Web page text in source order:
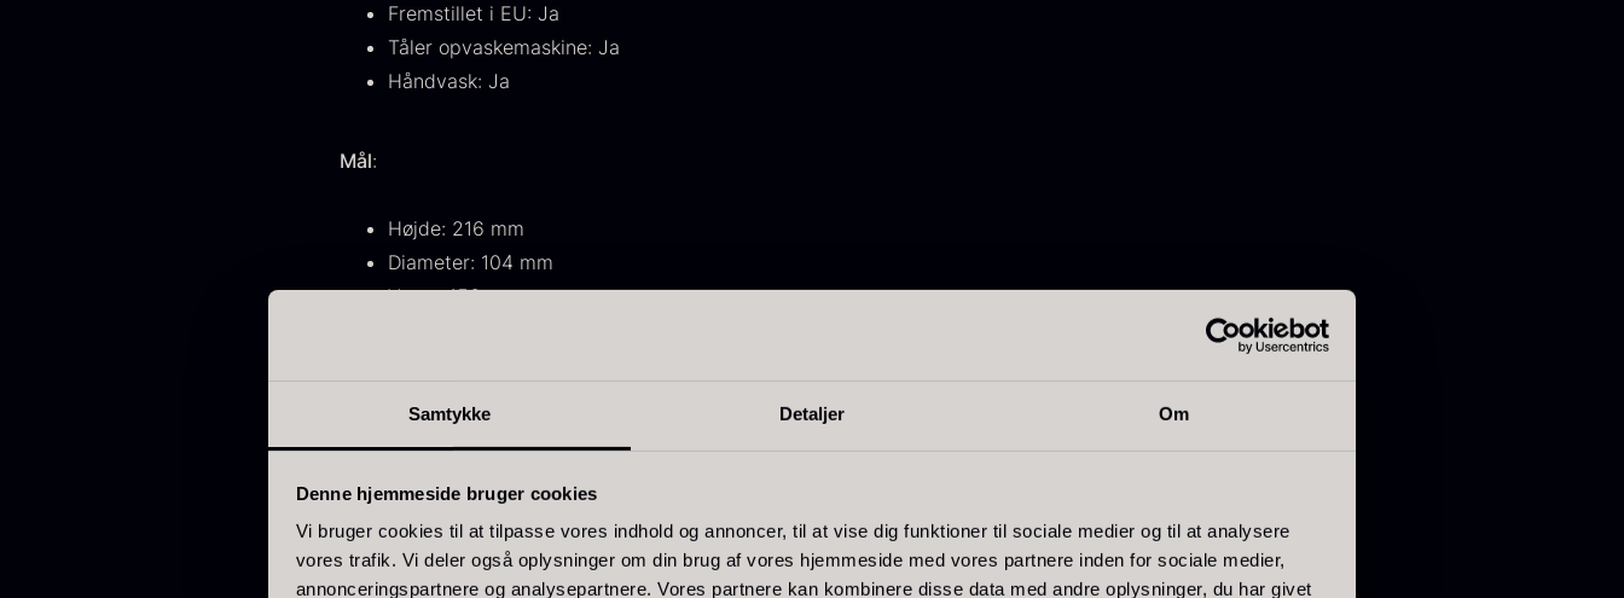
Samtykke Detaljer Om
Denne hjemmeside bruger cookies
Vi bruger cookies til at tilpasse vores indhold og annoncer, til at vise dig funktioner til sociale medier og til at analysere
vores trafik. Vi deler også oplysninger om din brug af vores hjemmeside med vores partnere inden for sociale medier,
annonceringspartnere og analysepartnere. Vores partnere kan kombinere disse data med andre oplysninger, du har givet
Fremstillet i EU: Ja
Tåler opvaskemaskine: Ja
Håndvask: Ja
Mål:
Højde: 216 mm
Diameter: 104 mm
Vægt: 156 g
Kendetegn:
Ideel til lette, friske hvidvine
Elegant balance mellem funktion og æstetik
Håndlavet i EU med Zwiesel Glas’ kendte kvalitet